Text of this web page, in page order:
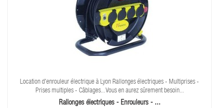
Location d'enrouleur électrique à Lyon Rallonges électriques - Multiprises -
Prises multiples - Câblages... Vous en aurez sûrement besoin...
Rallonges électriques - Enrouleurs - ...